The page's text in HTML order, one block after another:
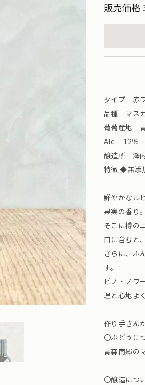
販売価格
タイプ 赤
品種 マス
葡萄産地
Alc 12％
醸造所 澤
特徴 ◆無添
鮮やかなル
果実の香り。
そこに樽の
口に含むと
さらに、ふ
す。
ピノ・ノワ
理と心地よ
作り手さん
〇ぶどうに
青森南郷の
〇醸造につ